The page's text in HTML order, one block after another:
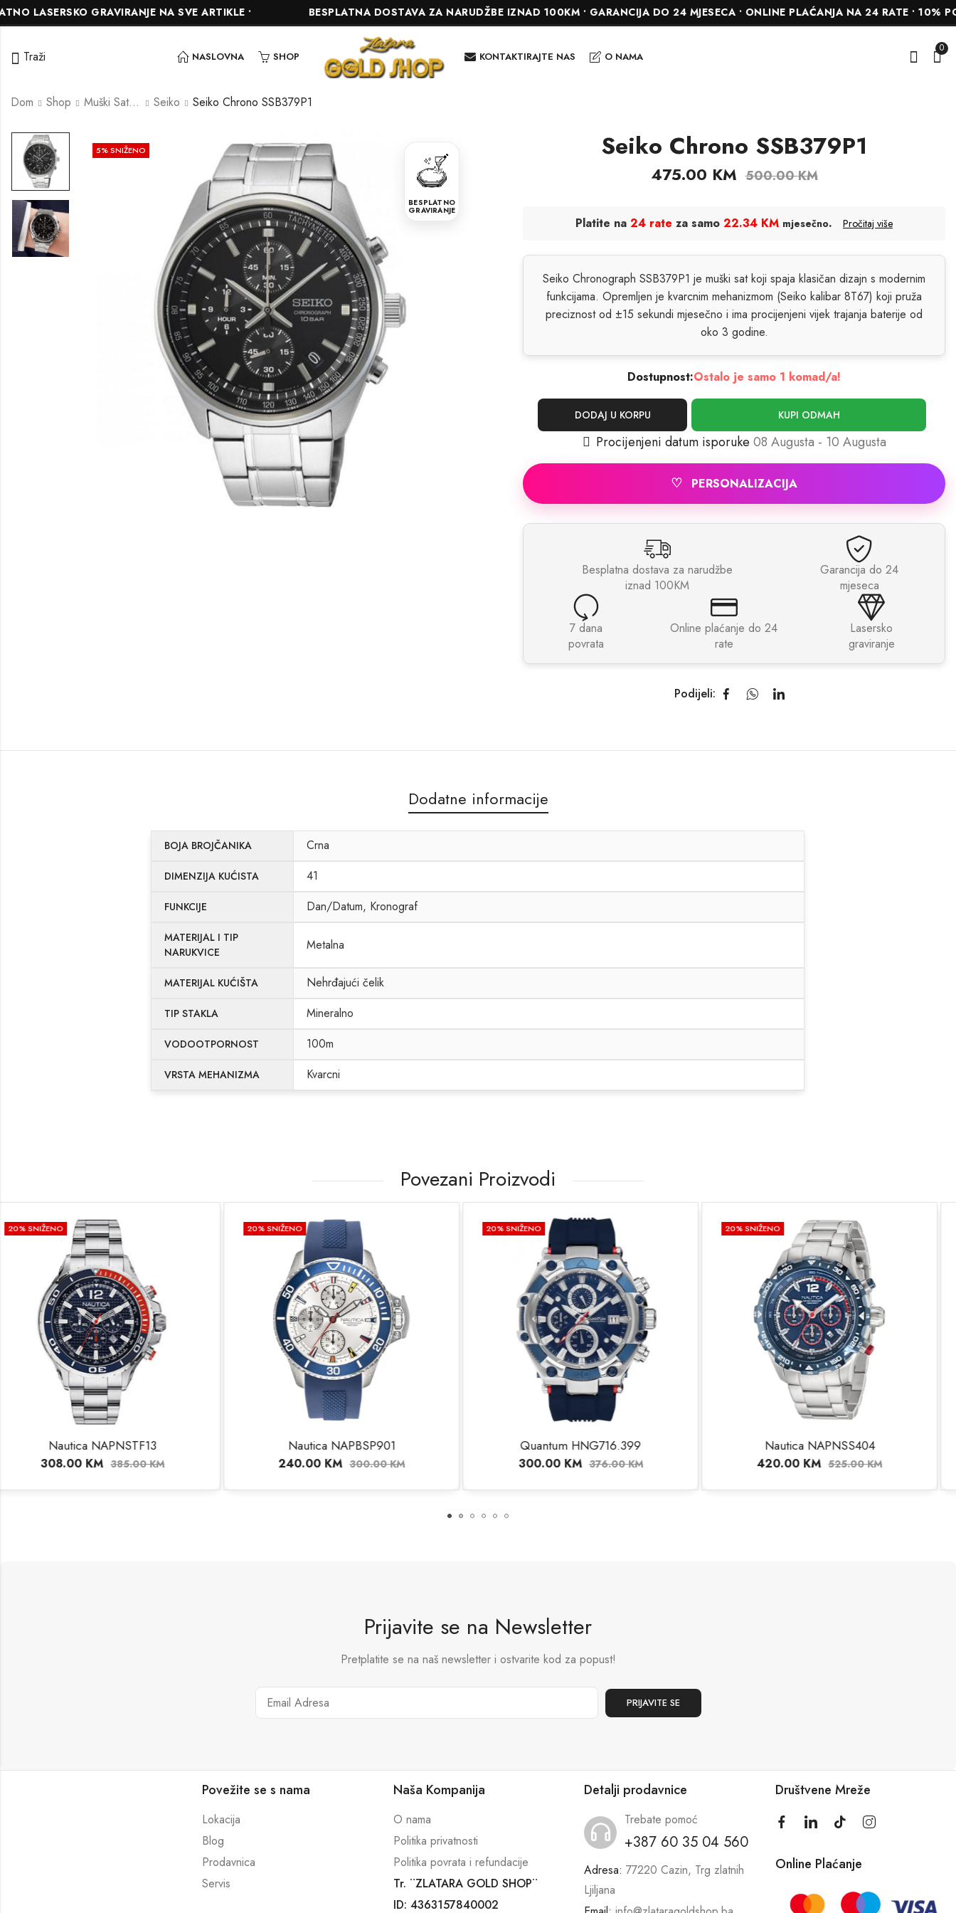
GRAVIRANJE NA SVE ARTIKLE • BESPLATNA DOSTAVA ZA NARUDŽBE IZNAD 100KM • GARANCIJA DO 24 MJESECA • ONLINE PLAĆANJA NA 24 RATE • 10%
Traži NASLOVNA SHOP KONTAKTIRAJTE NAS O NAMA
0
Dom Shop Muški Satovi Seiko Seiko Chrono SSB379P1
Seiko 5 Sport
Automatic SSA447J1
5% SNIŽENO
BESPLATNO
GRAVIRANJE
Seiko Chrono SSB379P1
475.00 KM 500.00KM
Platite na 24 rate za samo 22.34 KM mjesečno. Pročitaj više
Seiko Chronograph SSB379P1 je muški sat koji spaja klasičan dizajn s modernim
funkcijama. Opremljen je kvarcnim mehanizmom (Seiko kalibar 8T67) koji pruža
preciznost od ±15 sekundi mjesečno i ima procijenjeni vijek trajanja baterije od
oko 3 godine.
Dostupnost:Ostalo je samo 1 komad/a!
DODAJ U KORPU KUPI ODMAH
Procijenjeni datum isporuke 08 Augusta - 10 Augusta
♡ PERSONALIZACIJA
Besplatna dostava za narudžbe
iznad 100KM
Garancija do 24
mjeseca
7 dana
povrata
Online plaćanje do 24
rate
Lasersko
graviranje
Podijeli:
Dodatne informacije
BOJA BROJČANIKA Crna
DIMENZIJA KUĆISTA 41
FUNKCIJE Dan/Datum, Kronograf
MATERIJAL I TIP
NARUKVICE
Metalna
MATERIJAL KUĆIŠTA Nehrđajući čelik
TIP STAKLA Mineralno
VODOOTPORNOST 100m
VRSTA MEHANIZMA Kvarcni
Povezani Proizvodi
20% SNIŽENO
Nautica NAPBSP901
240.00 KM 300.00
20% SNIŽENO
Quantum HNG716.399
300.00 KM 376.00
20% SNIŽENO
Nautica NAPNSS404
420.00 KM 525.00
20% SNIŽENO
Nautica NAPNSF205
452.00 KM 565.00
Prijavite se na Newsletter
Pretplatite se na naš newsletter i ostvarite kod za popust!
Povežite se s nama
Lokacija
Blog
Prodavnica
Servis
Naša Kompanija
O nama
Politika privatnosti
Politika povrata i refundacije
Tr. ¨ZLATARA GOLD SHOP¨
ID: 4363157840002
Detalji prodavnice
Trebate pomoć
+387 60 35 04 560
Adresa: 77220 Cazin, Trg zlatnih
Ljiljana
Društvene Mreže
Online Plaćanje